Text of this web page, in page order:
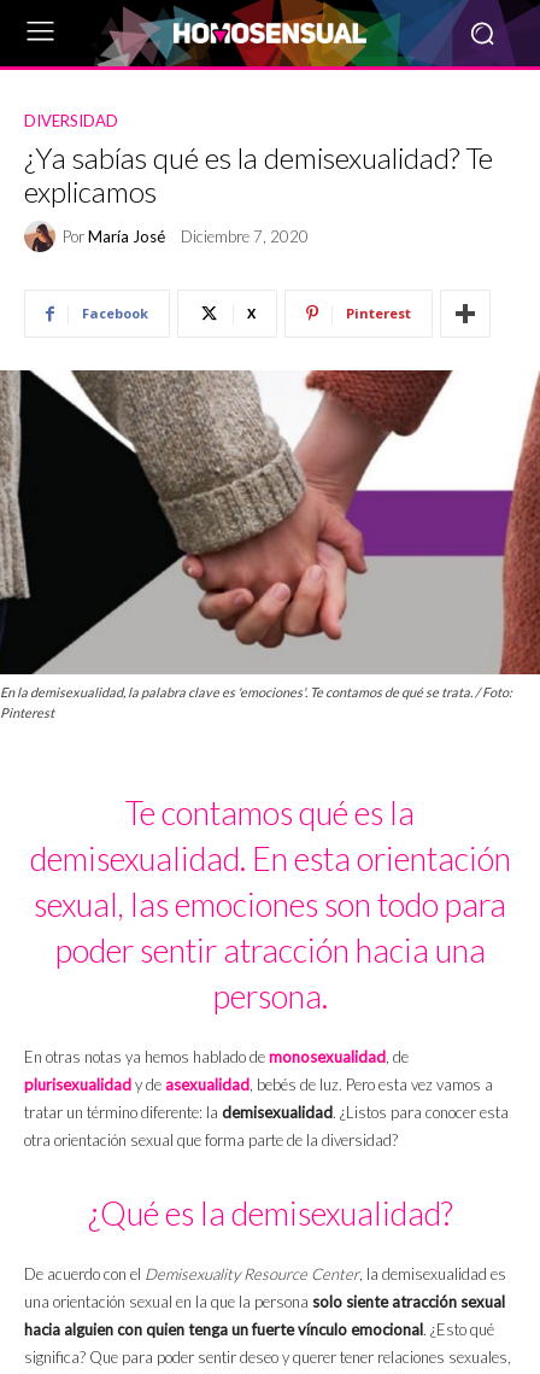
DIVERSIDAD
¿Ya sabías qué es la demisexualidad? Te
explicamos
PorMaría José Diciembre 7, 2020
Facebook X Pinterest
En la demisexualidad, la palabra clave es 'emociones'. Te contamos de qué se trata. / Foto:
Pinterest
Te contamos qué es la
demisexualidad. En esta orientación
sexual, las emociones son todo para
poder sentir atracción hacia una
persona.
En otras notas ya hemos hablado demonosexualidad, de
plurisexualidady de asexualidad, bebés de luz. Pero esta vez vamos a
tratar un término diferente: la demisexualidad. ¿Listos para conocer esta
otra orientación sexual que forma parte de la diversidad?
¿Qué es la demisexualidad?
De acuerdo con el Demisexuality Resource Center, la demisexualidad es
una orientación sexual en la que la persona solo siente atracción sexual
hacia alguien con quien tenga un fuerte vínculo emocional. ¿Esto qué
significa? Que para poder sentir deseo y querer tener relaciones sexuales,